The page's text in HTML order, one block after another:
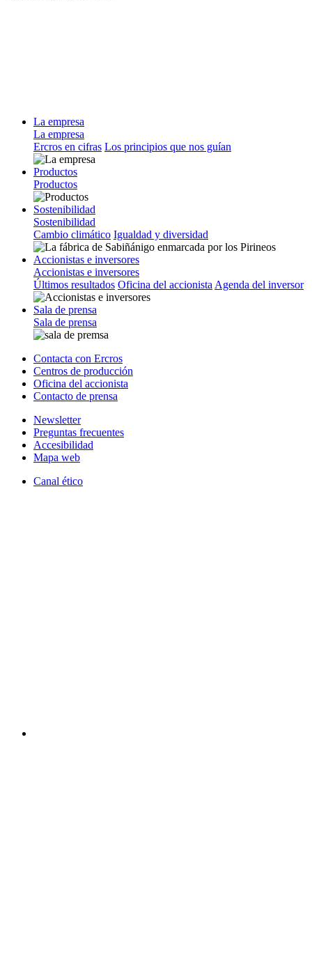
La empresa
La empresa
Ercros en cifras Los principios que nos guían
Productos
Productos
Sostenibilidad
Sostenibilidad
Cambio climático Igualdad y diversidad
Accionistas e inversores
Accionistas e inversores
Últimos resultados Oficina del accionista Agenda del inversor
Sala de prensa
Sala de prensa
Contacta con Ercros
Centros de producción
Oficina del accionista
Contacto de prensa
Newsletter
Preguntas frecuentes
Accesibilidad
Mapa web
Canal ético